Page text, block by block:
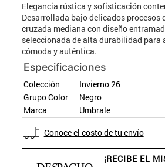
Elegancia rústica y sofisticación
Desarrollada bajo delicados procesos
cruzada mediana con diseño
seleccionada de alta durabilidad para
cómoda y auténtica.
Especificaciones
Colección
Invierno 26
Grupo Color
Negro
Marca
Umbrale
Conoce el costo de tu envío
¡RECIBE EL